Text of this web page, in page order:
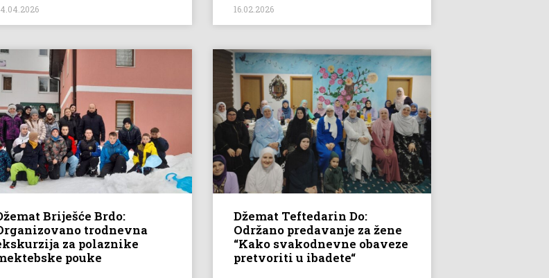
16.02.2026
Briješće Brdo:
trodnevna
za polaznike
pouke
Džemat Teftedarin Do:
Održano predavanje za žene
“Kako svakodnevne obaveze
pretvoriti u ibadete“